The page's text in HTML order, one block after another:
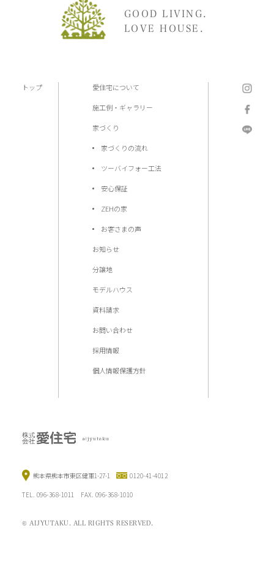
GOOD LIVING.
LOVE HOUSE.
トップ 愛住宅について
施工例・ギャラリー
家づくり
家づくりの流れ
ツーバイフォー工法
安心保証
ZEHの家
お客さまの声
お知らせ
分譲地
モデルハウス
資料請求
お問い合わせ
採用情報
個人情報保護方針
熊本県熊本市東区健軍1-27-1 0120-41-4012
TEL. 096-368-1011 FAX. 096-368-1010
© AIJYUTAKU. ALL RIGHTS RESERVED.